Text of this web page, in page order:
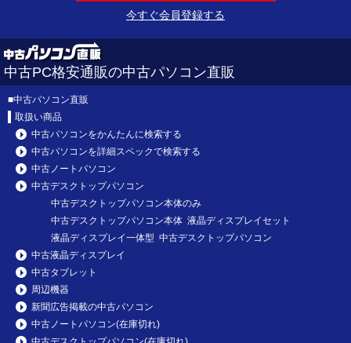
今すぐ会員登録する
中古PC格安通販の中古パソコン直販
■中古パソコン直販
取扱い商品
中古パソコンをかんたんに検索する
中古パソコンを詳細スペックで検索する
中古ノートパソコン
中古デスクトップパソコン
中古デスクトップパソコン本体のみ
中古デスクトップパソコン本体 液晶ディスプレイセット
液晶ディスプレイ一体型 中古デスクトップパソコン
中古液晶ディスプレイ
中古タブレット
周辺機器
新聞広告掲載の中古パソコン
中古ノートパソコン(在庫切れ)